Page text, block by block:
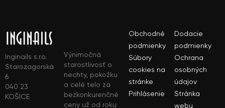
Inginails s.r.o.
Starozagorská
6
040 23
KOŠICE
Výnimočná
starostlivosť o
nechty, pokožku
a celé telo za
bezkonkurenčné
ceny už od roku
Obchodné
podmienky
Dodacie
podmienky
Súbory
cookies na
stránke
Ochrana
osobných
údajov
Prihlásenie
Stránka
webu